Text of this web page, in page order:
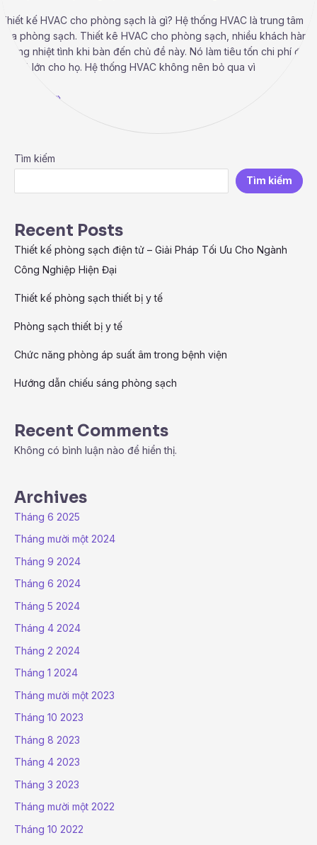
Thiết kế HVAC cho phòng sạch là gì? Hệ thống HVAC là trung tâm
của phòng sạch. Thiết kê HVAC cho phòng sạch, nhiều khách hàng
không nhiệt tình khi bàn đến chủ đề này. Nó làm tiêu tốn chi phí đầu
tư khá lớn cho họ. Hệ thống HVAC không nên bỏ qua vì
Read More »
Tìm kiếm
Tìm kiếm
Recent Posts
Thiết kế phòng sạch điện tử – Giải Pháp Tối Ưu Cho Ngành
Công Nghiệp Hiện Đại
Thiết kế phòng sạch thiết bị y tế
Phòng sạch thiết bị y tế
Chức năng phòng áp suất âm trong bệnh viện
Hướng dẫn chiếu sáng phòng sạch
Recent Comments
Không có bình luận nào để hiển thị.
Archives
Tháng 6 2025
Tháng mười một 2024
Tháng 9 2024
Tháng 6 2024
Tháng 5 2024
Tháng 4 2024
Tháng 2 2024
Tháng 1 2024
Tháng mười một 2023
Tháng 10 2023
Tháng 8 2023
Tháng 4 2023
Tháng 3 2023
Tháng mười một 2022
Tháng 10 2022